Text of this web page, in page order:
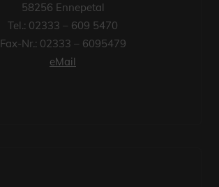
58256 Ennepetal
Tel.: 02333 – 609 5470
Fax-Nr.: 02333 – 6095479
eMail